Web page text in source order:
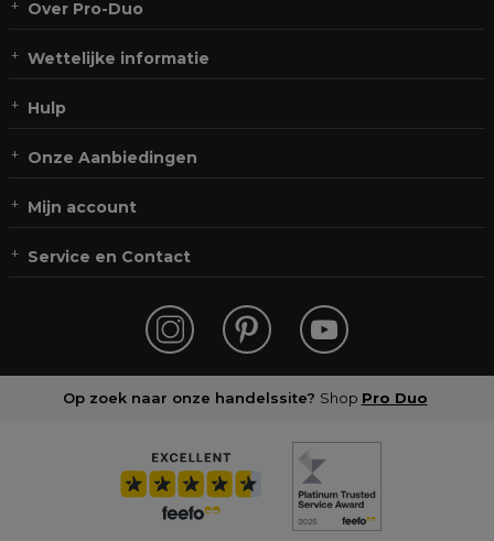
Over Pro-Duo
Wettelijke informatie
Hulp
Onze Aanbiedingen
Mijn account
Service en Contact
Op zoek naar onze handelssite? Shop Pro Duo